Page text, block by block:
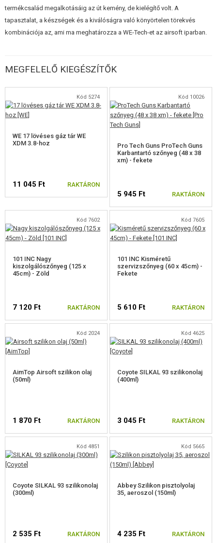
HÍREK
KEDVEZMÉNYEK
termékcsalád megalkotásáig az út kemény, de kielégítő volt. A
tapasztalat, a készségek és a kiválóságra való könyörtelen törekvés
kombinációja az, ami ma meghatározza a WE-Tech-et az airsoft iparban.
MEGFELELŐ KIEGÉSZÍTŐK
Kód 5274
WE 17 lövéses gáz tár WE
XDM 3.8-hoz
11 045 Ft RAKTÁRON
Kód 10026
Pro Tech Guns ProTech Guns
Karbantartó szőnyeg (48 x 38
xm) - fekete
5 945 Ft RAKTÁRON
Kód 7602
101 INC Nagy
kiszolgálószőnyeg (125 x
45cm) - Zöld
7 120 Ft RAKTÁRON
Kód 7605
101 INC Kisméretű
szervizszőnyeg (60 x 45cm) -
Fekete
5 610 Ft RAKTÁRON
Kód 2024
AimTop Airsoft szilikon olaj
(50ml)
1 870 Ft RAKTÁRON
Kód 4625
Coyote SILKAL 93 szilikonolaj
(400ml)
3 045 Ft RAKTÁRON
Kód 4851
Coyote SILKAL 93 szilikonolaj
(300ml)
2 535 Ft RAKTÁRON
Kód 5665
Abbey Szilikon pisztolyolaj
35, aeroszol (150ml)
4 235 Ft RAKTÁRON